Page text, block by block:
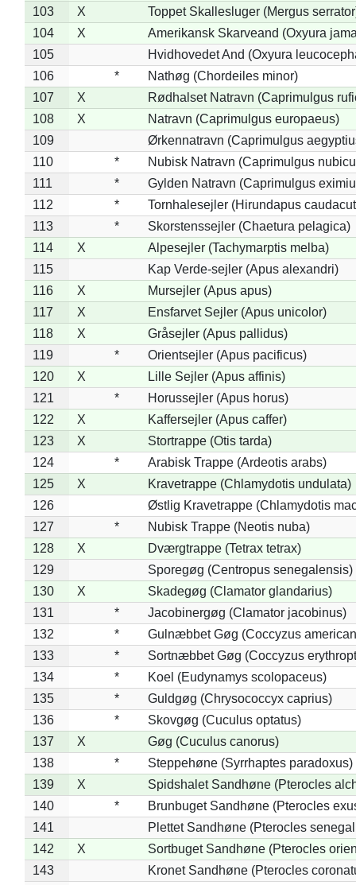
103 X
Toppet Skallesluger (Mergus
104
X
Amerikansk Skarveand (Oxyura
105
Hvidhovedet And (Oxyura
106
*
Nathøg (Chordeiles minor)
107
X
Rødhalset Natravn (Caprimulgus
108
X
Natravn (Caprimulgus europaeus)
109
Ørkennatravn (Caprimulgus
110
*
Nubisk Natravn (Caprimulgus
111
*
Gylden Natravn (Caprimulgus
112
*
Tornhalesejler (Hirundapus
113
*
Skorstenssejler (Chaetura pelagica)
114
X
Alpesejler (Tachymarptis melba)
115
Kap Verde-sejler (Apus alexandri)
116
X
Mursejler (Apus apus)
117
X
Ensfarvet Sejler (Apus unicolor)
118
X
Gråsejler (Apus pallidus)
119
*
Orientsejler (Apus pacificus)
120
X
Lille Sejler (Apus affinis)
121
*
Horussejler (Apus horus)
122
X
Kaffersejler (Apus caffer)
123
X
Stortrappe (Otis tarda)
124
*
Arabisk Trappe (Ardeotis arabs)
125
X
Kravetrappe (Chlamydotis undulata)
126
Østlig Kravetrappe (Chlamydotis
127
*
Nubisk Trappe (Neotis nuba)
128
X
Dværgtrappe (Tetrax tetrax)
129
Sporegøg (Centropus senegalensis)
130
X
Skadegøg (Clamator glandarius)
131
*
Jacobinergøg (Clamator jacobinus)
132
*
Gulnæbbet Gøg (Coccyzus
133
*
Sortnæbbet Gøg (Coccyzus
134
*
Koel (Eudynamys scolopaceus)
135
*
Guldgøg (Chrysococcyx caprius)
136
*
Skovgøg (Cuculus optatus)
137
X
Gøg (Cuculus canorus)
138
*
Steppehøne (Syrrhaptes paradoxus)
139
X
Spidshalet Sandhøne (Pterocles
140
*
Brunbuget Sandhøne (Pterocles
141
Plettet Sandhøne (Pterocles
142
X
Sortbuget Sandhøne (Pterocles
143
Kronet Sandhøne (Pterocles